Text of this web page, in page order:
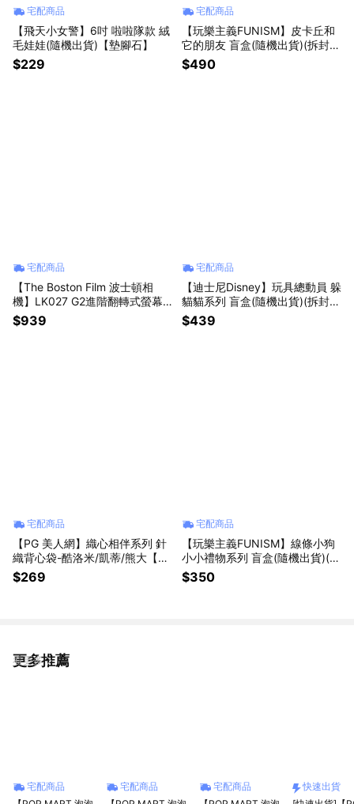
宅配商品
【飛天小女警】6吋 啦啦隊款 絨
毛娃娃(隨機出貨)【墊腳石】
$229
宅配商品
【玩樂主義FUNISM】皮卡丘和
它的朋友 盲盒(隨機出貨)(拆封不
退)【墊腳石】精靈寶可夢
$490
宅配商品
【The Boston Film 波士頓相
機】LK027 G2進階翻轉式螢幕
掌心迷你數位相機-黑色/咖啡色/
白色【墊腳石】出貨時間約3~14
$939
宅配商品
【迪士尼Disney】玩具總動員 躲
貓貓系列 盲盒(隨機出貨)(拆封不
退)【墊腳石】皮克斯Pixar 盒玩
擺飾
$439
宅配商品
【PG 美人網】織心相伴系列 針
織背心袋-酷洛米/凱蒂/熊大【墊
腳石】手提袋 三麗鷗 Line Frien
ds
$269
宅配商品
【玩樂主義FUNISM】線條小狗
小小禮物系列 盲盒(隨機出貨)(拆
封不退)【墊腳石】公仔 盒玩 擺
飾
$350
更多推薦
看更多
宅配商品
宅配商品
宅配商品
快速出貨